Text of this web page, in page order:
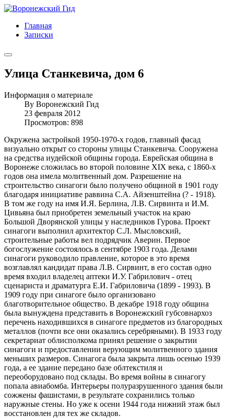
Главная
Записки
Улица Станкевича, дом 6
Информация о материале
By Воронежский Гид
23 февраля 2012
Просмотров: 898
Окружена застройкой 1950-1970-х годов, главный фасад
визуально открыт со стороны улицы Станкевича. Сооружена
на средства иудейской общины города. Еврейская община в
Воронеже сложилась во второй половине XIX века, с 1860-х
годов она имела молитвенный дом. Разрешение на
строительство синагоги было получено общиной в 1901 году
благодаря инициативе раввина С.А. Айзенштейна (? - 1918).
В том же году на имя И.Я. Берлина, Л.В. Сирвинта и И.М.
Цивьяна был приобретен земельный участок на краю
Большой Дворянской улицы у наследников Гурова. Проект
синагоги выполнил архитектор С.Л. Мысловский,
строительные работы вел подрядчик Аверин. Первое
богослужение состоялось в сентябре 1903 года. Делами
синагоги руководило правление, которое в это время
возглавлял кандидат права Л.В. Сирвинт, в его состав одно
время входил владелец аптеки И.У. Габрилович - отец
сценариста и драматурга Е.И. Габриловича (1899 - 1993). В
1909 году при синагоге было организовано
благотворительное общество. В декабре 1918 году община
была вынуждена представить в Воронежский губсовнархоз
перечень находившихся в синагоге предметов из благородных
металлов (почти все они оказались серебряными). В 1933 году
секретариат облисполкома принял решение о закрытии
синагоги и предоставлении верующим молитвенного здания
меньших размеров. Синагога была закрыта лишь осенью 1939
года, а ее здание передано базе облтекстиля и
переоборудовано под склады. Во время войны в синагогу
попала авиабомба. Интерьеры полуразрушенного здания были
сожжены фашистами, в результате сохранились только
наружные стены. Но уже к осени 1944 года нижний этаж был
восстановлен для тех же складов.